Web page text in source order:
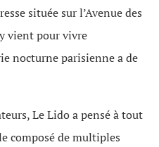
située sur l’Avenue des
vient pour vivre
nocturne parisienne a de
Le Lido a pensé à tout
composé de multiples